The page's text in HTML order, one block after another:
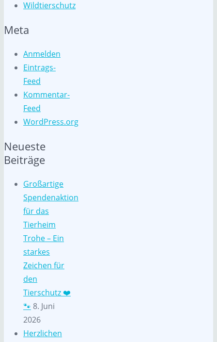
Wildtierschutz
Meta
Anmelden
Eintrags-
Feed
Kommentar-
Feed
WordPress.org
Neueste
Beiträge
Großartige
Spendenaktion
für das
Tierheim
Trohe – Ein
starkes
Zeichen für
den
Tierschutz ❤️
🐾 8. Juni
2026
Herzlichen